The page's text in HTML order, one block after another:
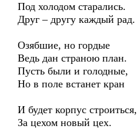
Под холодом старались.
Друг – другу каждый рад.
Озябшие, но гордые
Ведь дан страною план.
Пусть были и голодные,
Но в поле встанет кран
И будет корпус строиться,
За цехом новый цех.